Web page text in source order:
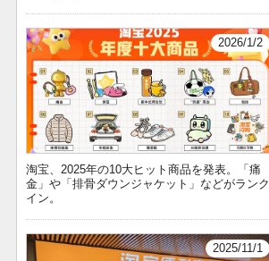
2026/1/2
淘宝、2025年の10大ヒット商品を発表。「痛
金」や「排骨ダウンジャケット」などがランク
イン。
2025/11/1